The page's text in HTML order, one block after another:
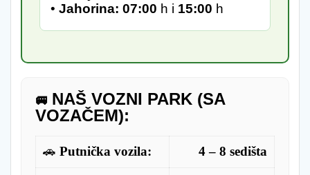
• Jahorina: 07:00 h i 15:00 h
🚐 NAŠ VOZNI PARK (SA
VOZAČEM):
🚗 Putnička vozila: 4 – 8 sedišta